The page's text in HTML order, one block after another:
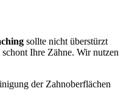
sollte nicht überstürzt
Ihre Zähne. Wir nutzen
der Zahnoberflächen